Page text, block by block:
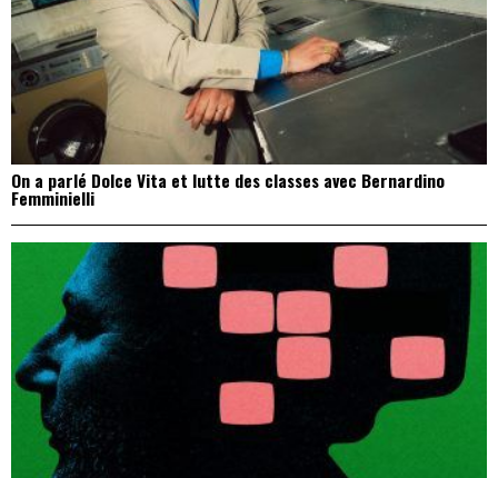
On a parlé Dolce Vita et lutte des classes avec Bernardino
Femminielli